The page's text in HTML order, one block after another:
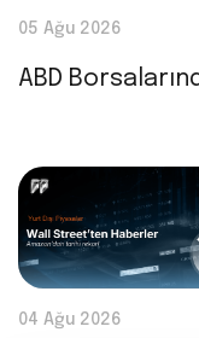
05 Ağu 2026
ABD
04 Ağu 2026